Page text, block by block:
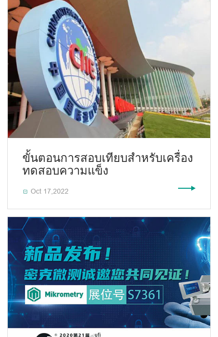
ขั้นตอนการสอบเทียบสำหรับเครื่อง
ทดสอบความแข็ง
 Oct 17,2022